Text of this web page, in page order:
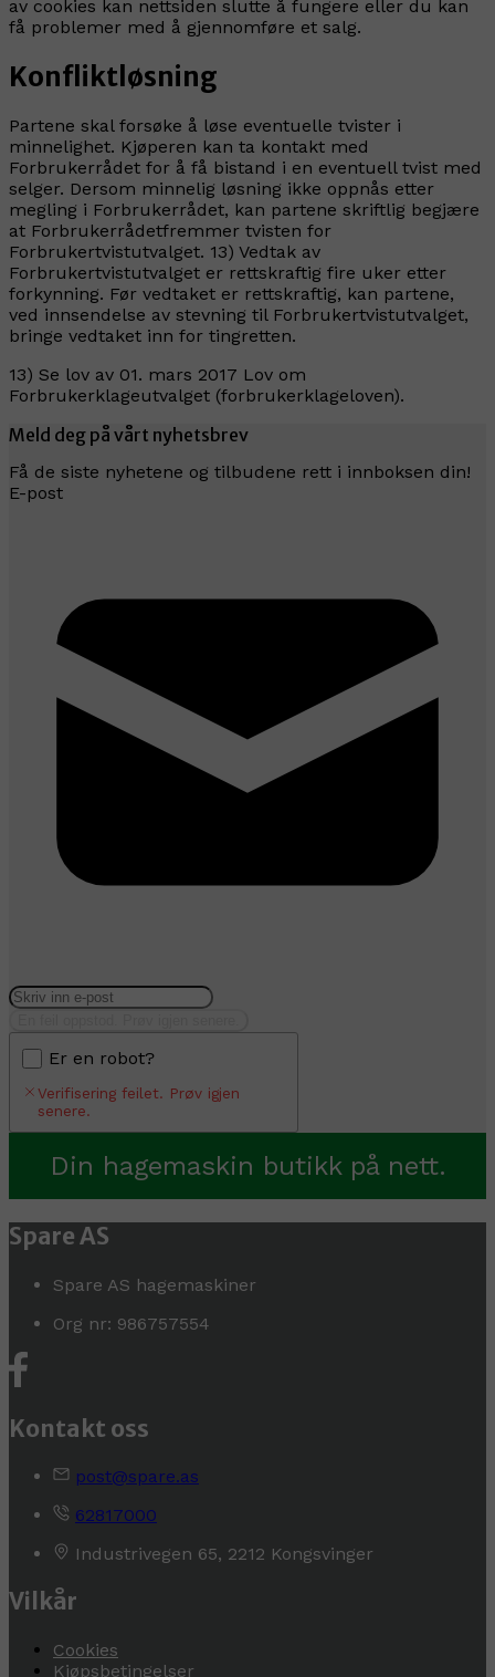
av cookies kan nettsiden slutte å fungere eller du kan
få problemer med å gjennomføre et salg.
Konfliktløsning
Partene skal forsøke å løse eventuelle tvister i
minnelighet. Kjøperen kan ta kontakt med
Forbrukerrådet for å få bistand i en eventuell tvist med
selger. Dersom minnelig løsning ikke oppnås etter
megling i Forbrukerrådet, kan partene skriftlig begjære
at Forbrukerrådetfremmer tvisten for
Forbrukertvistutvalget. 13) Vedtak av
Forbrukertvistutvalget er rettskraftig fire uker etter
forkynning. Før vedtaket er rettskraftig, kan partene,
ved innsendelse av stevning til Forbrukertvistutvalget,
bringe vedtaket inn for tingretten.
13) Se lov av 01. mars 2017 Lov om
Forbrukerklageutvalget (forbrukerklageloven).
Meld deg på vårt nyhetsbrev
Få de siste nyhetene og tilbudene rett i innboksen din!
E-post
Er en robot?
Verifisering feilet. Prøv igjen
senere.
Din hagemaskin butikk på nett.
Spare AS
Spare AS hagemaskiner
Org nr: 986757554
Kontakt oss
post@spare.as
62817000
Industrivegen 65, 2212 Kongsvinger
Vilkår
Cookies
Kjøpsbetingelser